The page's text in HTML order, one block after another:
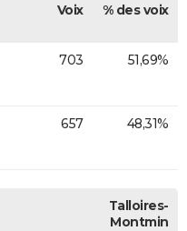
Voix % des voix
703 51,69%
657 48,31%
Talloires-
Montmin